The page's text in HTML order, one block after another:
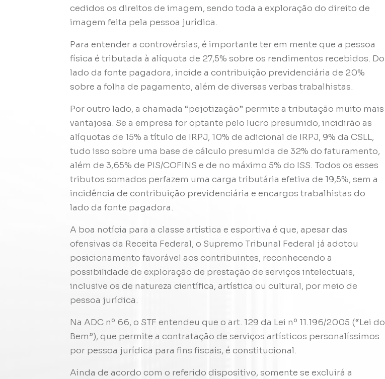
cedidos os direitos de imagem, sendo toda a exploração do direito de
imagem feita pela pessoa jurídica.
Para entender a controvérsias, é importante ter em mente que a pessoa
física é tributada à alíquota de 27,5% sobre os rendimentos recebidos. Do
lado da fonte pagadora, incide a contribuição previdenciária de 20%
sobre a folha de pagamento, além de diversas verbas trabalhistas.
Por outro lado, a chamada “pejotização” permite a tributação muito mais
vantajosa. Se a empresa for optante pelo lucro presumido, incidirão as
alíquotas de 15% a título de IRPJ, 10% de adicional de IRPJ, 9% da CSLL,
tudo isso sobre uma base de cálculo presumida de 32% do faturamento,
além de 3,65% de PIS/COFINS e de no máximo 5% do ISS. Todos os esses
tributos somados perfazem uma carga tributária efetiva de 19,5%, sem a
incidência de contribuição previdenciária e encargos trabalhistas do
lado da fonte pagadora.
A boa notícia para a classe artística e esportiva é que, apesar das
ofensivas da Receita Federal, o Supremo Tribunal Federal já adotou
posicionamento favorável aos contribuintes, reconhecendo a
possibilidade de exploração de prestação de serviços intelectuais,
inclusive os de natureza científica, artística ou cultural, por meio de
pessoa jurídica.
Na ADC nº 66, o STF entendeu que o art. 129 da Lei nº 11.196/2005 (“Lei do
Bem”), que permite a contratação de serviços artísticos personalíssimos
por pessoa jurídica para fins fiscais, é constitucional.
Ainda de acordo com o referido dispositivo, somente se excluirá a